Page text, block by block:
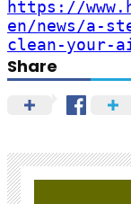
https://
en/news/a-
clean-your-
Share